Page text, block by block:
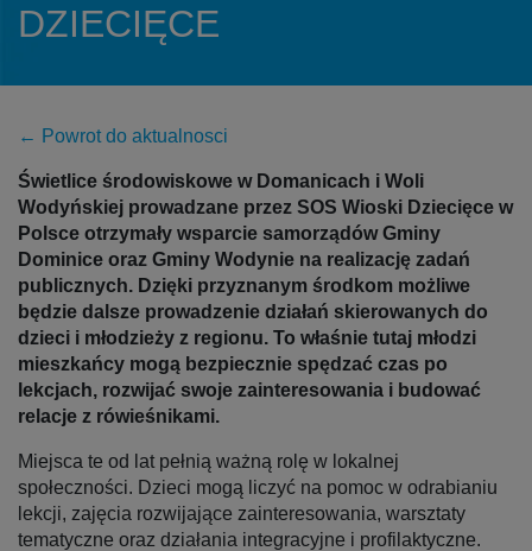
DZIECIĘCE
← Powrot do aktualnosci
Świetlice środowiskowe w Domanicach i Woli
Wodyńskiej prowadzane przez SOS Wioski Dziecięce w
Polsce otrzymały wsparcie samorządów Gminy
Dominice oraz Gminy Wodynie na realizację zadań
publicznych. Dzięki przyznanym środkom możliwe
będzie dalsze prowadzenie działań skierowanych do
dzieci i młodzieży z regionu. To właśnie tutaj młodzi
mieszkańcy mogą bezpiecznie spędzać czas po
lekcjach, rozwijać swoje zainteresowania i budować
relacje z rówieśnikami.
Miejsca te od lat pełnią ważną rolę w lokalnej
społeczności. Dzieci mogą liczyć na pomoc w odrabianiu
lekcji, zajęcia rozwijające zainteresowania, warsztaty
tematyczne oraz działania integracyjne i profilaktyczne.